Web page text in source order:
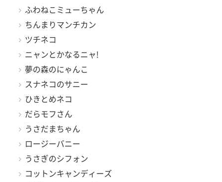
ふわねこミューちゃん
ちんまりマンチカン
ツチネコ
ニャンとかなるニャ!
夢の森のにゃんこ
スナネコのサニー
ひきとめネコ
だらモフさん
うさだまちゃん
ロージーバニー
うさぎのシフォン
コットンキャンディーズ